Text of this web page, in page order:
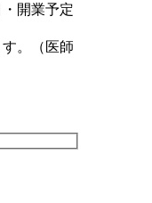
開業予定
。（医師